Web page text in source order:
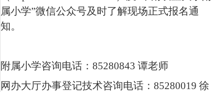
属小学”微信公众号及时了解现场正式报名通
知。
附属小学咨询电话： 85280843 谭老师
网办大厅办事登记技术咨询电话： 85280019 徐